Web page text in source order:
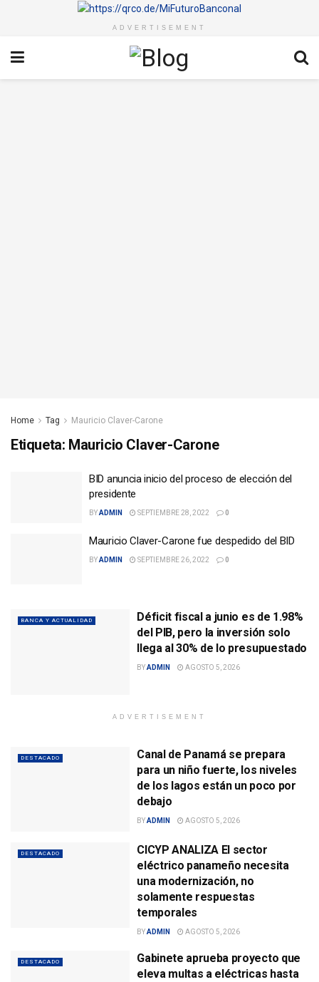
ADVERTISEMENT
Home Tag Mauricio Claver-Carone
Etiqueta: Mauricio Claver-Carone
BID anuncia inicio del proceso de elección del
presidente
BYADMIN SEPTIEMBRE 28, 2022 0
Mauricio Claver-Carone fue despedido del BID
BYADMIN SEPTIEMBRE 26, 2022 0
BANCA Y ACTUALIDAD
Déficit fiscal a junio es de 1.98%
del PIB, pero la inversión solo
llega al 30% de lo presupuestado
BYADMIN AGOSTO 5, 2026
ADVERTISEMENT
DESTACADO
Canal de Panamá se prepara
para un niño fuerte, los niveles
de los lagos están un poco por
debajo
BYADMIN AGOSTO 5, 2026
DESTACADO
CICYP ANALIZA El sector
eléctrico panameño necesita
una modernización, no
solamente respuestas
temporales
BYADMIN AGOSTO 5, 2026
DESTACADO
Gabinete aprueba proyecto que
eleva multas a eléctricas hasta